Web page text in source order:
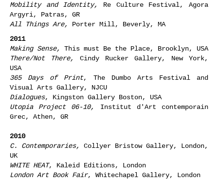
Mobility and Identity, Re Culture Festival, Agora
Argyri, Patras, GR
All Things Are, Porter Mill, Beverly, MA
2011
Making Sense, This must Be the Place, Brooklyn, USA
There/Not There, Cindy Rucker Gallery, New York,
USA
365 Days of Print, The Dumbo Arts Festival and
Visual Arts Gallery, NJCU
Dialogues, Kingston Gallery Boston, USA
Utopia Project 06-10, Institut d'Art contemporain
Grec, Athen, GR
2010
C. Contemporaries, Collyer Bristow Gallery, London,
UK
WHITE HEAT, Kaleid Editions, London
London Art Book Fair, Whitechapel Gallery, London